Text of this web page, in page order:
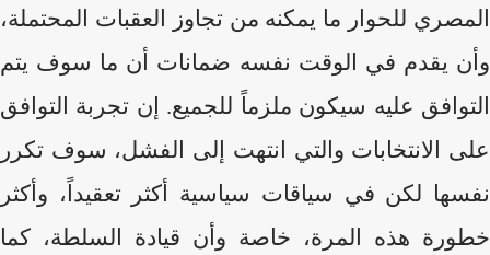
المصري للحوار ما يمكنه من تجاوز العقبات المحتملة،
وأن يقدم في الوقت نفسه ضمانات أن ما سوف يتم
التوافق عليه سيكون ملزماً للجميع. إن تجربة التوافق
على الانتخابات والتي انتهت إلى الفشل، سوف تكرر
نفسها لكن في سياقات سياسية أكثر تعقيداً، وأكثر
خطورة هذه المرة، خاصة وأن قيادة السلطة، كما